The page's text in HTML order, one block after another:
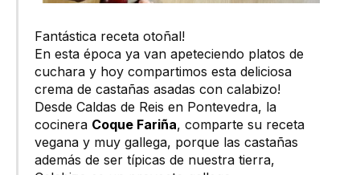
Fantástica receta otoñal!
En esta época ya van apeteciendo platos de
cuchara y hoy compartimos esta deliciosa
crema de castañas asadas con calabizo!
Desde Caldas de Reis en Pontevedra, la
cocinera Coque Fariña, comparte su receta
vegana y muy gallega, porque las castañas
además de ser típicas de nuestra tierra,